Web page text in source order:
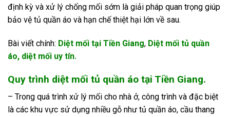
định kỳ và xử lý chống mối sớm là giải pháp quan trọng giúp
bảo vệ tủ quần áo và hạn chế thiệt hại lớn về sau.
Bài viết chính: Diệt mối tại Tiền Giang, Diệt mối tủ quần
áo, diệt mối uy tín.
Quy trình diệt mối tủ quần áo tại Tiền Giang.
– Trong quá trình xử lý mối cho nhà ở, công trình và đặc biệt
là các khu vực sử dụng nhiều gỗ như tủ quần áo, cầu thang